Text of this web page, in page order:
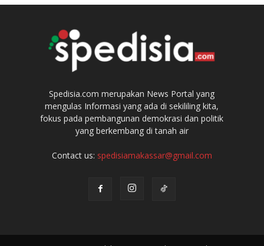
Spedisia.com merupakan News Portal yang
mengulas Informasi yang ada di sekililing kita,
fokus pada pembangunan demokrasi dan politik
yang berkembang di tanah air
Contact us: spedisiamakassar@gmail.com